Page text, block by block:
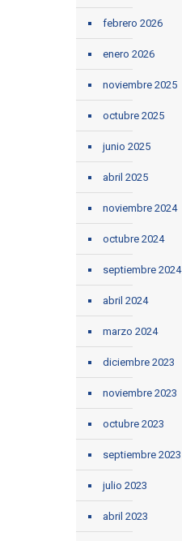
febrero 2026
enero 2026
noviembre 2025
octubre 2025
junio 2025
abril 2025
noviembre 2024
octubre 2024
septiembre 2024
abril 2024
marzo 2024
diciembre 2023
noviembre 2023
octubre 2023
septiembre 2023
julio 2023
abril 2023